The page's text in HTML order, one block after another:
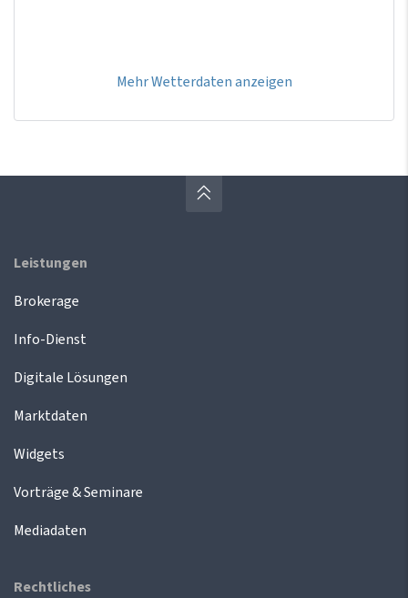
Mehr Wetterdaten anzeigen
Leistungen
Brokerage
Info-Dienst
Digitale Lösungen
Marktdaten
Widgets
Vorträge & Seminare
Mediadaten
Rechtliches